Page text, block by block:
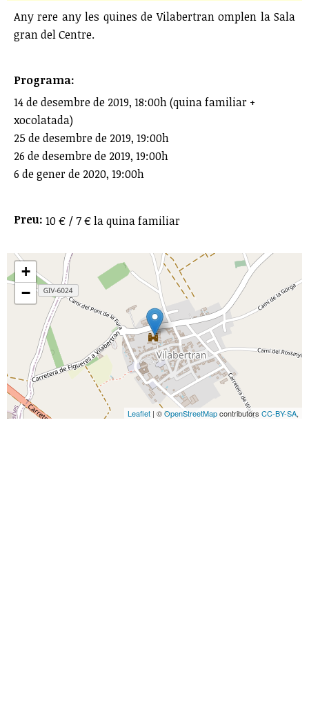
Any rere any les quines de Vilabertran omplen la Sala
gran del Centre.
Programa:
14 de desembre de 2019, 18:00h (quina familiar +
xocolatada)
25 de desembre de 2019, 19:00h
26 de desembre de 2019, 19:00h
6 de gener de 2020, 19:00h
Preu: 10 € / 7 € la quina familiar
+
−
Leaflet | ©OpenStreetMapcontributors CC-BY-SA,